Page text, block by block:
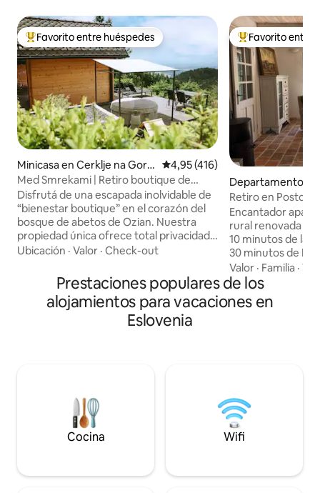
Favorito entre los huéspedes más destacados
Favorito entre huéspedes
Minicasa en Cerklje na Gore
njskem
Calificación promedio: 4,95 de
4,95 (416)
Med Smrekami | Retiro boutique de
bienestar y spa
Disfrutá de una escapada inolvidable de
“bienestar boutique” en el corazón del
bosque de abetos de Ozian. Nuestra
propiedad única ofrece total privacidad
en dos áreas separadas: una cabaña de
panorámicas, un sillón de masajes de
primera calidad y un proyector de
películas en la cama, y una suite con su
propio sauna, chimenea y cocina. Frente
a la cabaña, vas a encontrar un jacuzzi
tu santuario! ID de RNO: 108171
Ubicación · Valor · Check-out
Favorito entre
Favorito entre
Departamento
dencial en Planina
Retiro en
Encantador
rural renovada
10 minutos de las
30 minutos de
espacioso
encanto rústico,
una escapada
huéspedes.
estacionamiento
Valor · Familia ·
Prestaciones populares de los
alojamientos para vacaciones en
Eslovenia
Cocina Wifi